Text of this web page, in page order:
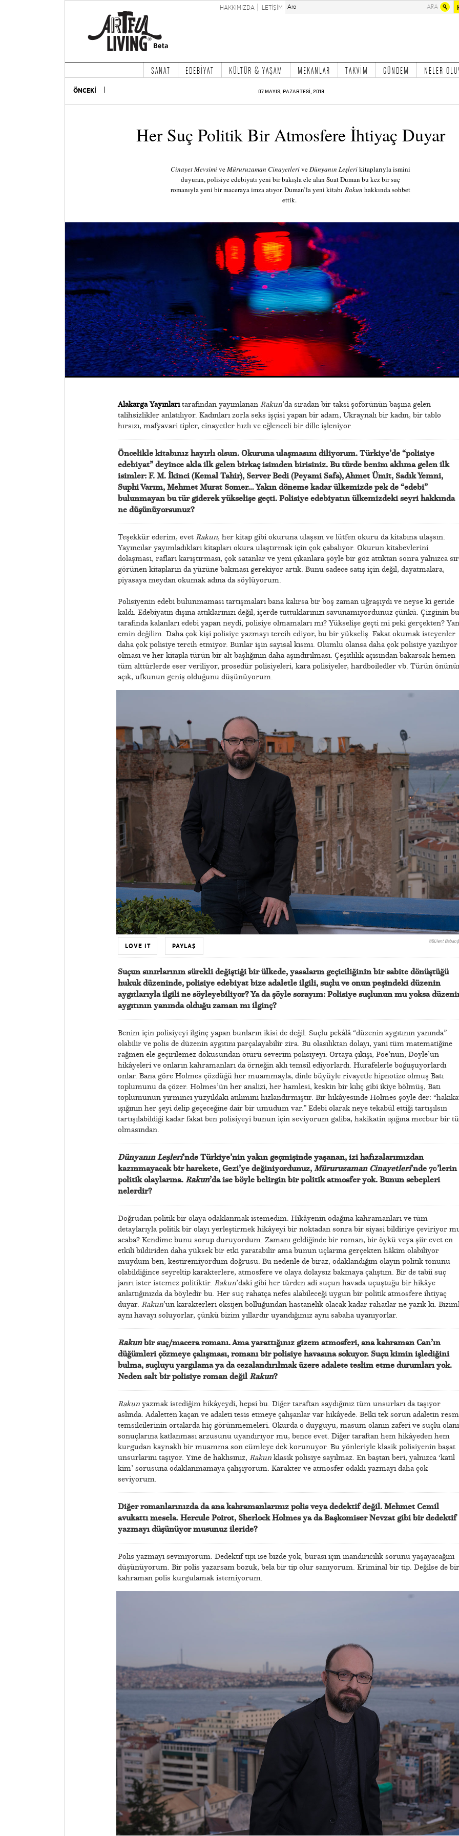
HAKKIMIZDA İLETİŞİM
SANAT EDEBİYAT KÜLTÜR & YAŞAM MEKANLAR TAKVİM GÜNDEM NELER
ÖNCEKİ 07 MAYIS, PAZARTESİ, 2018
Her Suç Politik Bir Atmosfere İhtiyaç Duyar
Cinayet MevsimiveMüruruzaman CinayetleriveDünyanın Leşlerikitaplarıyla ismini
duyuran, polisiye edebiyatı yeni bir bakışla ele alan Suat Duman bu kez bir suç
romanıyla yeni bir maceraya imza atıyor. Duman’la yeni kitabı Rakun hakkında sohbet
ettik.
Alakarga Yayınlarıtarafından yayımlanan Rakun’da sıradan bir taksi şoförünün başına gelen
talihsizlikler anlatılıyor. Kadınları zorla seks işçisi yapan bir adam, Ukraynalı bir kadın, bir tablo
hırsızı, mafyavari tipler, cinayetler hızlı ve eğlenceli bir dille işleniyor.
Öncelikle kitabınız hayırlı olsun. Okuruna ulaşmasını diliyorum. Türkiye’de “polisiye
edebiyat” deyince akla ilk gelen birkaç isimden birisiniz. Bu türde benim aklıma gelen ilk
isimler: F. M. İkinci (Kemal Tahir), Server Bedi (Peyami Safa), Ahmet Ümit, Sadık Yemni,
Suphi Varım, Mehmet Murat Somer… Yakın döneme kadar ülkemizde pek de “edebi”
bulunmayan bu tür giderek yükselişe geçti. Polisiye edebiyatın ülkemizdeki seyri hakkında
ne düşünüyorsunuz?
Teşekkür ederim, evet Rakun, her kitap gibi okuruna ulaşsın ve lütfen okuru da kitabına ulaşsın.
Yayıncılar yayımladıkları kitapları okura ulaştırmak için çok çabalıyor. Okurun kitabevlerini
dolaşması, rafları karıştırması, çok satanlar ve yeni çıkanlara şöyle bir göz attıktan sonra yalnızca
görünen kitapların da yüzüne bakması gerekiyor artık. Bunu sadece satış için değil, dayatmalara,
piyasaya meydan okumak adına da söylüyorum.
​Polisiyenin edebi bulunmaması tartışmaları bana kalırsa bir boş zaman uğraşıydı ve neyse ki geride
kaldı. Edebiyatın dışına attıklarınızı değil, içerde tuttuklarınızı savunamıyordunuz çünkü. Çizginin bu
tarafında kalanları edebi yapan neydi, polisiye olmamaları mı? Yükselişe geçti mi peki gerçekten?
emin değilim. Daha çok kişi polisiye yazmayı tercih ediyor, bu bir yükseliş. Fakat okumak isteyenler
daha çok polisiye tercih etmiyor. Bunlar işin sayısal kısmı. Olumlu olansa daha çok polisiye yazılıyor
olması ve her kitapla türün bir alt başlığının daha aşındırılması. Çeşitlilik açısından bakarsak hemen
tüm alttürlerde eser veriliyor, prosedür polisiyeleri, kara polisiyeler, hardboiledler vb. Türün
açık, ufkunun geniş olduğunu düşünüyorum.
LOVE IT PAYLAŞ
©Bülent
Suçun sınırlarının sürekli değiştiği bir ülkede, yasaların geçiciliğinin bir sabite dönüştüğü
hukuk düzeninde, polisiye edebiyat bize adaletle ilgili, suçlu ve onun peşindeki düzenin
aygıtlarıyla ilgili ne söyleyebiliyor? Ya da şöyle sorayım: Polisiye suçlunun mu yoksa
aygıtının yanında olduğu zaman mı ilginç?
Benim için polisiyeyi ilginç yapan bunların ikisi de değil. Suçlu pekâlâ “düzenin aygıtının yanında”
olabilir ve polis de düzenin aygıtını parçalayabilir zira. Bu olasılıktan dolayı, yani tüm matematiğine
rağmen ele geçirilemez dokusundan ötürü severim polisiyeyi. Ortaya çıkışı, Poe’nun, Doyle’un
hikâyeleri ve onların kahramanları da örneğin aklı temsil ediyorlardı. Hurafelerle boğuşuyorlardı
onlar. Bana göre Holmes çözdüğü her muammayla, dinle büyüyle rivayetle hipnotize olmuş Batı
toplumunu da çözer. Holmes’ün her analizi, her hamlesi, keskin bir kılıç gibi ikiye bölmüş, Batı
toplumunun yirminci yüzyıldaki atılımını hızlandırmıştır. Bir hikâyesinde Holmes şöyle der:
ışığının her şeyi delip geçeceğine dair bir umudum var.” Edebi olarak neye tekabül ettiği tartışılsın
tartışılabildiği kadar fakat ben polisiyeyi bunun için seviyorum galiba, hakikatin ışığına mecbur bir
olmasından.
Dünyanın Leşleri’nde Türkiye’nin yakın geçmişinde yaşanan, izi hafızalarımızdan
kazınmayacak bir harekete, Gezi’ye değiniyordunuz, Müruruzaman Cinayetleri’nde 70’lerin
politik olaylarına. Rakun’da ise böyle belirgin bir politik atmosfer yok. Bunun sebepleri
nelerdir?
Doğrudan politik bir olaya odaklanmak istemedim. Hikâyenin odağına kahramanları ve tüm
detaylarıyla politik bir olayı yerleştirmek hikâyeyi bir noktadan sonra bir siyasi bildiriye çeviriyor
acaba? Kendime bunu sorup duruyordum. Zamanı geldiğinde bir roman, bir öykü veya şiir evet en
etkili bildiriden daha yüksek bir etki yaratabilir ama bunun uçlarına gerçekten hâkim olabiliyor
muydum ben, kestiremiyordum doğrusu. Bu nedenle de biraz, odaklandığım olayın politik tonunu
olabildiğince seyreltip karakterlere, atmosfere ve olaya dolaysız bakmaya çalıştım. Bir de tabii suç
janrı ister istemez politiktir. Rakun’daki gibi her türden adi suçun havada uçuştuğu bir hikâye
anlattığınızda da böyledir bu. Her suç rahatça nefes alabileceği uygun bir politik atmosfere ihtiyaç
duyar. Rakun’un karakterleri oksijen bolluğundan hastanelik olacak kadar rahatlar ne yazık ki.
aynı havayı soluyorlar, çünkü bizim yıllardır uyandığımız aynı sabaha uyanıyorlar.
Rakunbir suç/macera romanı. Ama yarattığınız gizem atmosferi, ana kahraman Can’ın
düğümleri çözmeye çalışması, romanı bir polisiye havasına sokuyor. Suçu kimin işlediğini
bulma, suçluyu yargılama ya da cezalandırılmak üzere adalete teslim etme durumları yok.
Neden salt bir polisiye roman değilRakun?
Rakun yazmak istediğim hikâyeydi, hepsi bu. Diğer taraftan saydığınız tüm unsurları da taşıyor
aslında. Adaletten kaçan ve adaleti tesis etmeye çalışanlar var hikâyede. Belki tek sorun adaletin
temsilcilerinin ortalarda hiç görünmemeleri. Okurda o duyguyu, masum olanın zaferi ve suçlu
sonuçlarına katlanması arzusunu uyandırıyor mu, bence evet. Diğer taraftan hem hikâyeden hem
kurgudan kaynaklı bir muamma son cümleye dek korunuyor. Bu yönleriyle klasik polisiyenin başat
unsurlarını taşıyor. Yine de haklısınız, Rakun klasik polisiye sayılmaz. En baştan beri, yalnızca ‘katil
kim’ sorusuna odaklanmamaya çalışıyorum. Karakter ve atmosfer odaklı yazmayı daha çok
seviyorum.
Diğer romanlarınızda da ana kahramanlarınız polis veya dedektif değil. Mehmet Cemil
avukattı mesela. Hercule Poirot, Sherlock Holmes ya da Başkomiser Nevzat gibi bir dedektif
yazmayı düşünüyor musunuz ileride?
Polis yazmayı sevmiyorum. Dedektif tipi ise bizde yok, burası için inandırıcılık sorunu yaşayacağını
düşünüyorum. Bir polis yazarsam bozuk, bela bir tip olur sanıyorum. Kriminal bir tip. Değilse de bir
kahraman polis kurgulamak istemiyorum.